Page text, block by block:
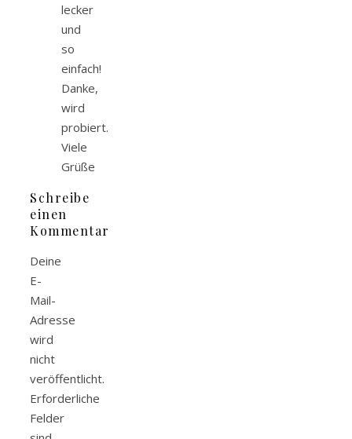
lecker
und
so
einfach!
Danke,
wird
probiert.
Viele
Grüße
Schreibe
einen
Kommentar
Deine
E-
Mail-
Adresse
wird
nicht
veröffentlicht.
Erforderliche
Felder